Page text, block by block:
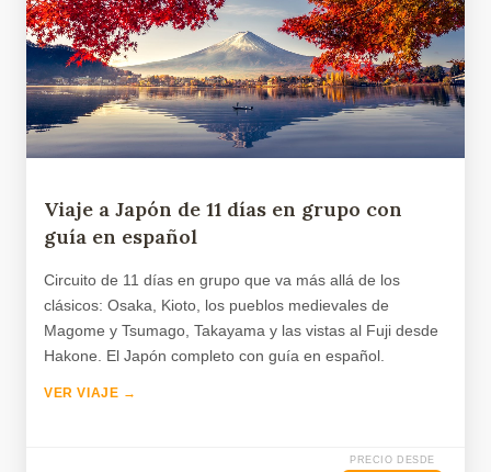
Viaje a Japón de 11 días en grupo con
guía en español
Circuito de 11 días en grupo que va más allá de los
clásicos: Osaka, Kioto, los pueblos medievales de
Magome y Tsumago, Takayama y las vistas al Fuji desde
Hakone. El Japón completo con guía en español.
VER VIAJE →
PRECIO DESDE